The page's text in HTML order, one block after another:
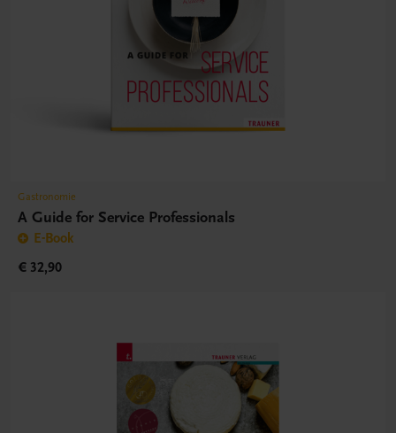
Gastronomie
A Guide for Service Professionals
E-Book
€ 32,90